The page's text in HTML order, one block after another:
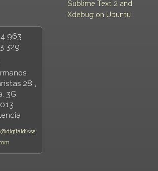
Sublime Text 2 and
Xdebug on Ubuntu
963
329
28 ,
3G